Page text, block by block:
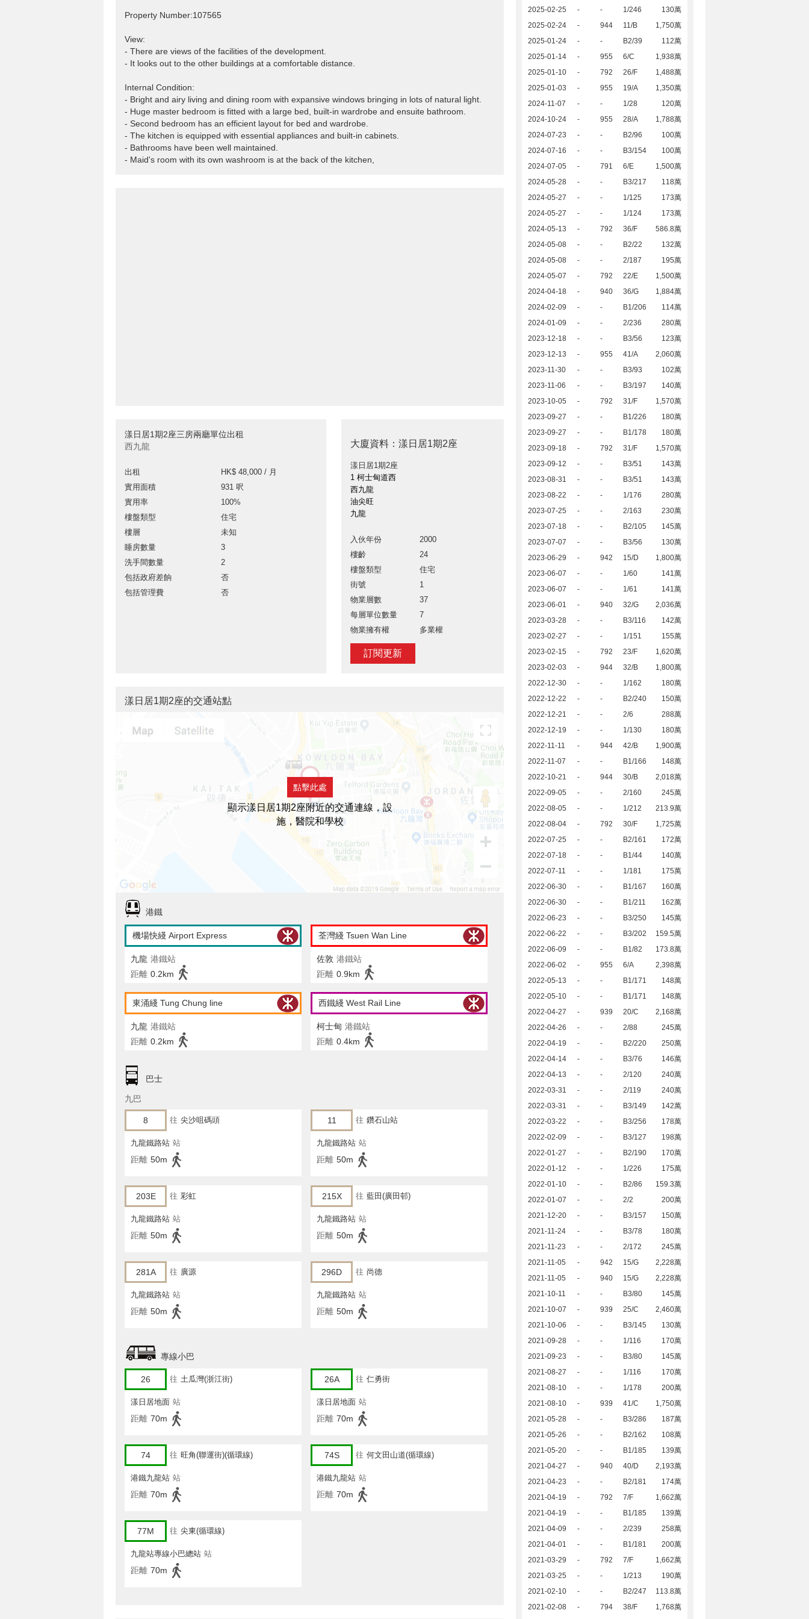
Property Number:107565
View:
- There are views of the facilities of the development.
- It looks out to the other buildings at a comfortable distance.
Internal Condition:
- Bright and airy living and dining room with expansive windows bringing in lots of natural light.
- Huge master bedroom is fitted with a large bed, built-in wardrobe and ensuite bathroom.
- Second bedroom has an efficient layout for bed and wardrobe.
- The kitchen is equipped with essential appliances and built-in cabinets.
- Bathrooms have been well maintained.
- Maid's room with its own washroom is at the back of the kitchen,
漾日居1期2座三房兩廳單位出租
西九龍
出租
HK$ 48,000 / 月
實用面積
931 呎
實用率
100%
樓盤類型
住宅
樓層
未知
睡房數量
3
洗手間數量
2
包括政府差餉
否
包括管理費
否
大廈資料：漾日居1期2座
漾日居1期2座
1 柯士甸道西
西九龍
油尖旺
九龍
入伙年份
2000
樓齡
24
樓盤類型
住宅
街號
1
物業層數
37
每層單位數量
7
物業擁有權
多業權
訂閱更新
2025-02-25 - - 1/246
130萬
2025-02-24
- 944 11/B
1,750萬
2025-01-24
- - B2/39
112萬
2025-01-14
- 955 6/C
1,938萬
2025-01-10
- 792 26/F
1,488萬
2025-01-03
- 955 19/A
1,350萬
2024-11-07
- - 1/28
120萬
2024-10-24
- 955 28/A
1,788萬
2024-07-23
- - B2/96
100萬
2024-07-16
- - B3/154
100萬
2024-07-05
- 791 6/E
1,500萬
2024-05-28
- - B3/217
118萬
2024-05-27
- - 1/125
173萬
2024-05-27
- - 1/124
173萬
2024-05-13
- 792 36/F
586.8萬
2024-05-08
- - B2/22
132萬
2024-05-08
- - 2/187
195萬
2024-05-07
- 792 22/E
1,500萬
2024-04-18
- 940 36/G
1,884萬
2024-02-09
- - B1/206
114萬
2024-01-09
- - 2/236
280萬
2023-12-18
- - B3/56
123萬
2023-12-13
- 955 41/A
2,060萬
2023-11-30
- - B3/93
102萬
2023-11-06
- - B3/197
140萬
2023-10-05
- 792 31/F
1,570萬
2023-09-27
- - B1/226
180萬
2023-09-27
- - B1/178
180萬
2023-09-18
- 792 31/F
1,570萬
2023-09-12
- - B3/51
143萬
2023-08-31
- - B3/51
143萬
2023-08-22
- - 1/176
280萬
2023-07-25
- - 2/163
230萬
2023-07-18
- - B2/105
145萬
2023-07-07
- - B3/56
130萬
2023-06-29
- 942 15/D
1,800萬
2023-06-07
- - 1/60
141萬
2023-06-07
- - 1/61
141萬
2023-06-01
- 940 32/G
2,036萬
2023-03-28
- - B3/116
142萬
2023-02-27
- - 1/151
155萬
2023-02-15
- 792 23/F
1,620萬
2023-02-03
- 944 32/B
1,800萬
2022-12-30
- - 1/162
180萬
2022-12-22
- - B2/240
150萬
2022-12-21
- - 2/6
288萬
2022-12-19
- - 1/130
180萬
2022-11-11
- 944 42/B
1,900萬
2022-11-07
- - B1/166
148萬
2022-10-21
- 944 30/B
2,018萬
2022-09-05
- - 2/160
245萬
2022-08-05
- - 1/212
213.9萬
2022-08-04
- 792 30/F
1,725萬
2022-07-25
- - B2/161
172萬
2022-07-18
- - B1/44
140萬
2022-07-11
- - 1/181
175萬
2022-06-30
- - B1/167
160萬
2022-06-30
- - B1/211
162萬
2022-06-23
- - B3/250
145萬
2022-06-22
- - B3/202
159.5萬
2022-06-09
- - B1/82
173.8萬
2022-06-02
- 955 6/A
2,398萬
2022-05-13
- - B1/171
148萬
2022-05-10
- - B1/171
148萬
2022-04-27
- 939 20/C
2,168萬
2022-04-26
- - 2/88
245萬
2022-04-19
- - B2/220
250萬
2022-04-14
- - B3/76
146萬
2022-04-13
- - 2/120
240萬
2022-03-31
- - 2/119
240萬
2022-03-31
- - B3/149
142萬
2022-03-22
- - B3/256
178萬
2022-02-09
- - B3/127
198萬
2022-01-27
- - B2/190
170萬
2022-01-12
- - 1/226
175萬
2022-01-10
- - B2/86
159.3萬
2022-01-07
- - 2/2
200萬
2021-12-20
- - B3/157
150萬
2021-11-24
- - B3/78
180萬
2021-11-23
- - 2/172
245萬
2021-11-05
- 942 15/G
2,228萬
2021-11-05
- 940 15/G
2,228萬
2021-10-11
- - B3/80
145萬
2021-10-07
- 939 25/C
2,460萬
2021-10-06
- - B3/145
130萬
2021-09-28
- - 1/116
170萬
2021-09-23
- - B3/80
145萬
2021-08-27
- - 1/116
170萬
2021-08-10
- - 1/178
200萬
2021-08-10
- 939 41/C
1,750萬
2021-05-28
- - B3/286
187萬
2021-05-26
- - B2/162
108萬
2021-05-20
- - B1/185
139萬
2021-04-27
- 940 40/D
2,193萬
2021-04-23
- - B2/181
174萬
2021-04-19
- 792 7/F
1,662萬
2021-04-19
- - B1/185
139萬
2021-04-09
- - 2/239
258萬
2021-04-01
- - B1/181
200萬
2021-03-29
- 792 7/F
1,662萬
2021-03-25
- - 1/213
190萬
2021-02-10
- - B2/247
113.8萬
2021-02-08
- 794 38/F
1,768萬
漾日居1期2座的交通站點
點擊此處
顯示漾日居1期2座附近的交通連線，設
施，醫院和學校
港鐵
機場快綫 Airport Express
九龍 港鐵站
距離 0.2km
荃灣綫 Tsuen Wan Line
佐敦 港鐵站
距離 0.9km
東涌綫 Tung Chung line
九龍 港鐵站
距離 0.2km
西鐵綫 West Rail Line
柯士甸 港鐵站
距離 0.4km
巴士
九巴
8 往 尖沙咀碼頭
九龍鐵路站 站
距離 50m
11 往 鑽石山站
九龍鐵路站 站
距離 50m
203E 往 彩虹
九龍鐵路站 站
距離 50m
215X 往 藍田(廣田邨)
九龍鐵路站 站
距離 50m
281A 往 廣源
九龍鐵路站 站
距離 50m
296D 往 尚德
九龍鐵路站 站
距離 50m
專線小巴
26 往 土瓜灣(浙江街)
漾日居地面 站
距離 70m
26A 往 仁勇街
漾日居地面 站
距離 70m
74 往 旺角(聯運街)(循環線)
港鐵九龍站 站
距離 70m
74S 往 何文田山道(循環線)
港鐵九龍站 站
距離 70m
77M 往 尖東(循環線)
九龍站專線小巴總站 站
距離 70m